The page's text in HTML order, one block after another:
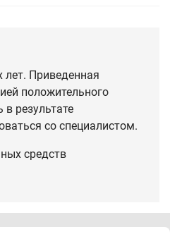
лет. Приведенная
положительного
результате
со специалистом.
средств